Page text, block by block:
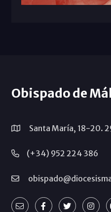
Obispado de
Santa María, 18-20.
(+34) 952 224 386